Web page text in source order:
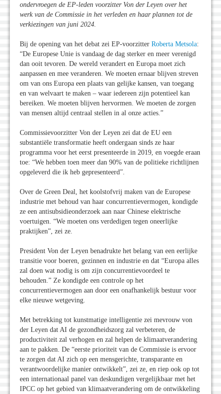
ondervroegen de EP-leden voorzitter Von der Leyen over het
werk van de Commissie in het verleden en haar plannen tot de
verkiezingen van juni 2024.
Bij de opening van het debat zei EP-voorzitter Roberta Metsola:
“De Europese Unie is vandaag de dag sterker en meer verenigd
dan ooit tevoren. De wereld verandert en Europa moet zich
aanpassen en mee veranderen. We moeten ernaar blijven streven
om van ons Europa een plaats van gelijke kansen, van toegang
en van welvaart te maken – waar iedereen zijn potentieel kan
bereiken. We moeten blijven hervormen. We moeten de zorgen
van mensen altijd centraal stellen in al onze acties.”
Commissievoorzitter Von der Leyen zei dat de EU een
substantiële transformatie heeft ondergaan sinds ze haar
programma voor het eerst presenteerde in 2019, en voegde eraan
toe: “We hebben toen meer dan 90% van de politieke richtlijnen
opgeleverd die ik heb gepresenteerd”.
Over de Green Deal, het koolstofvrij maken van de Europese
industrie met behoud van haar concurrentievermogen, kondigde
ze een antisubsidieonderzoek aan naar Chinese elektrische
voertuigen. “We moeten ons verdedigen tegen oneerlijke
praktijken”, zei ze.
President Von der Leyen benadrukte het belang van een eerlijke
transitie voor boeren, gezinnen en industrie en dat “Europa alles
zal doen wat nodig is om zijn concurrentievoordeel te
behouden.” Ze kondigde een controle op het
concurrentievermogen aan door een onafhankelijk bestuur voor
elke nieuwe wetgeving.
Met betrekking tot kunstmatige intelligentie zei mevrouw von
der Leyen dat AI de gezondheidszorg zal verbeteren, de
productiviteit zal verhogen en zal helpen de klimaatverandering
aan te pakken. De “eerste prioriteit van de Commissie is ervoor
te zorgen dat AI zich op een mensgerichte, transparante en
verantwoordelijke manier ontwikkelt”, zei ze, en riep ook op tot
een internationaal panel van deskundigen vergelijkbaar met het
IPCC op het gebied van klimaatverandering om de ontwikkeling